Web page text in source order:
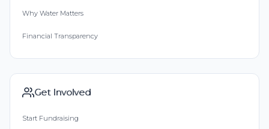
Why Water Matters
Financial Transparency
Get Involved
Start Fundraising